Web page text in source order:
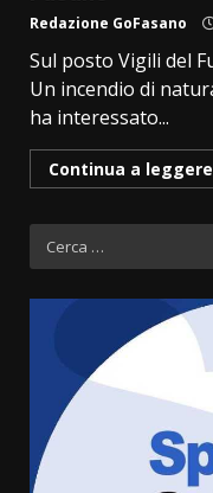
Redazione GoFasano
Sul posto Vigili del
Un incendio di
ha interessato...
Continua a leggere
Ricerca
per: